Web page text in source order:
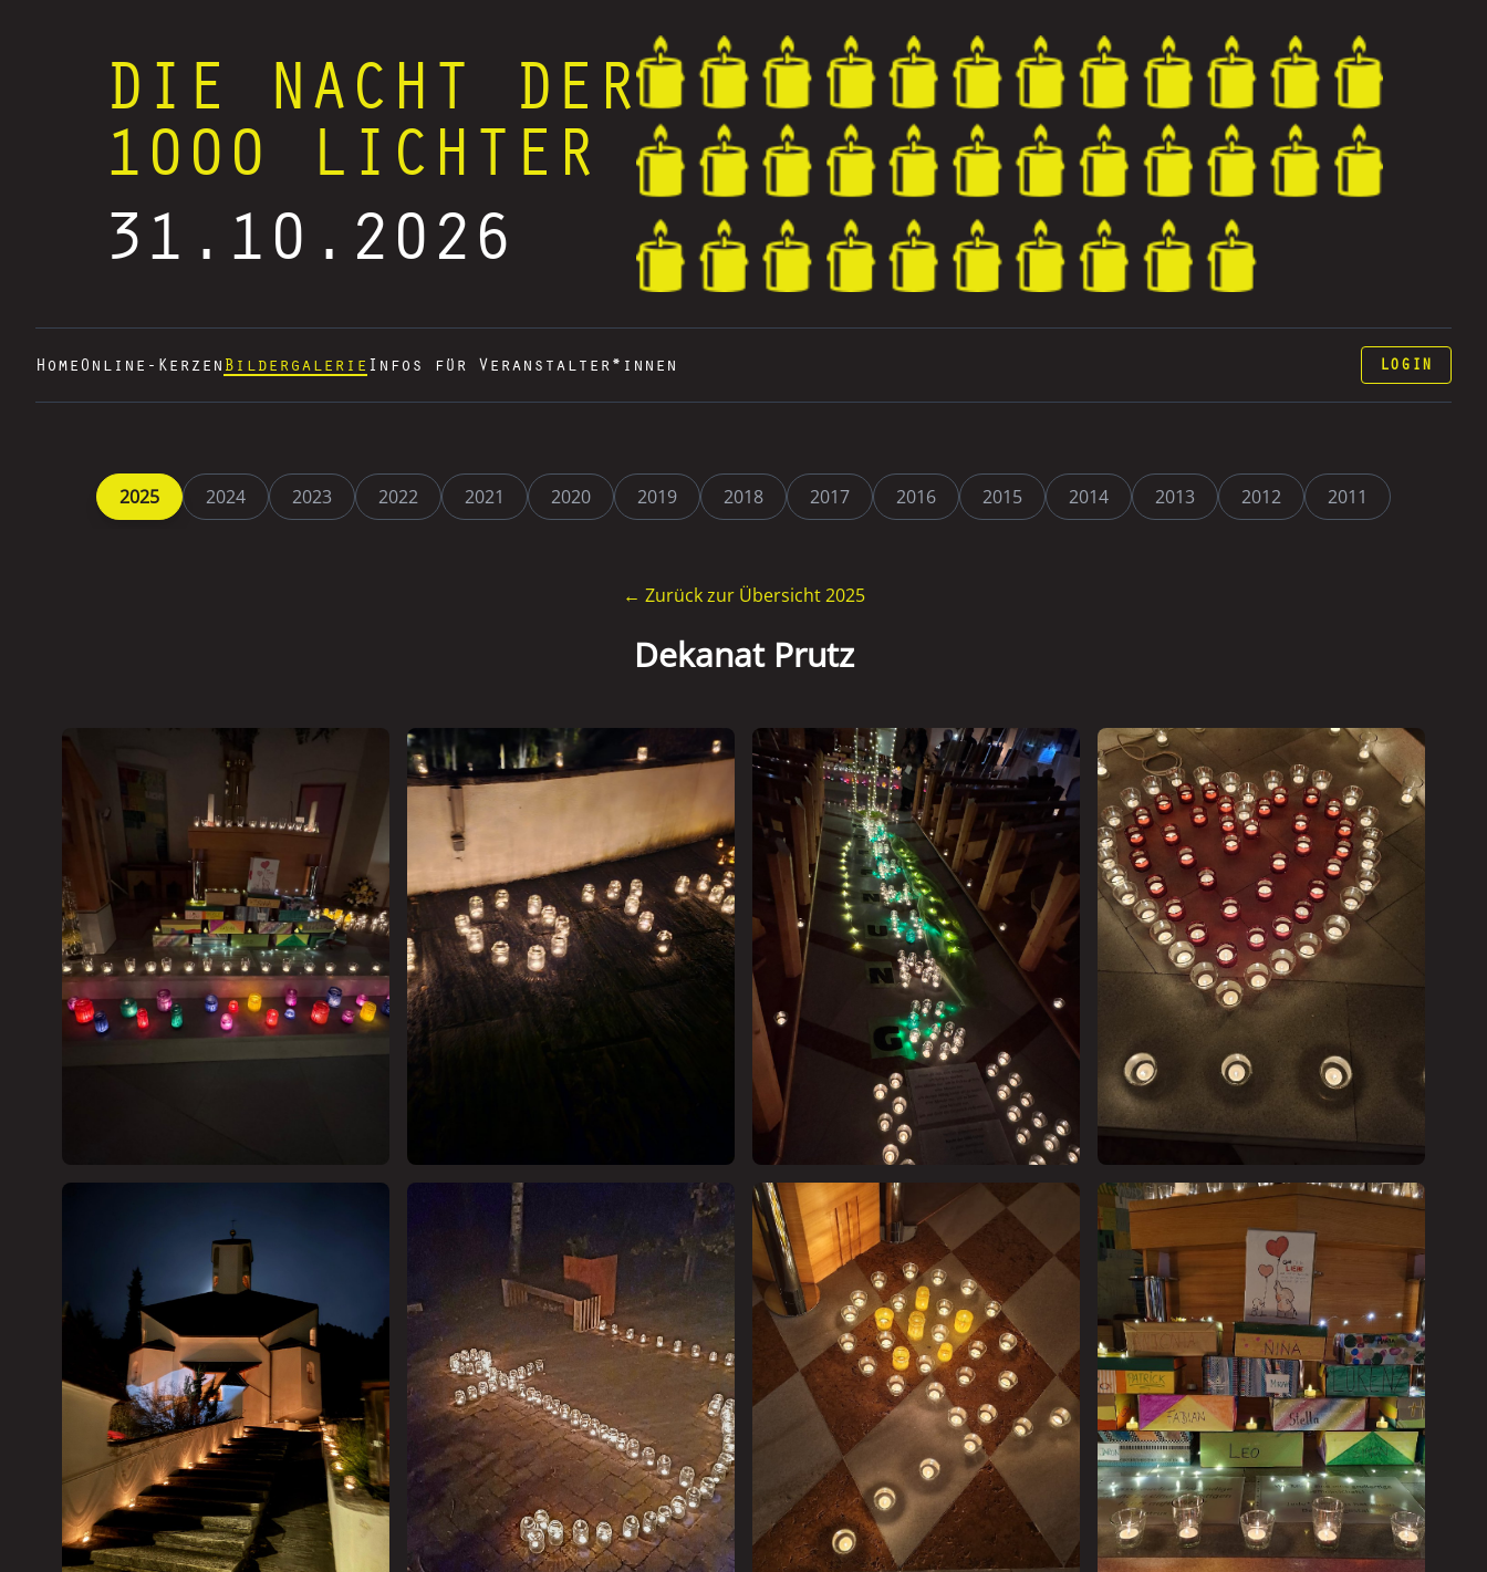
DIE NACHT DER
1000 LICHTER
31.10.2026
HomeOnline-Kerzen Bildergalerie Infos für Veranstalter*innen LOGIN
2025 2024 2023 2022 2021 2020 2019 2018 2017 2016 2015 2014 2013 2012 2011
← Zurück zur Übersicht 2025
Dekanat Prutz